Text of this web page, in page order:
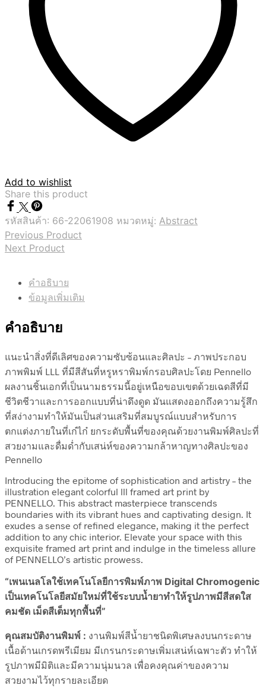
Add to wishlist
Share this product
รหัสสินค้า: 66-22061908 หมวดหมู่: Abstract
Previous Product
Next Product
คำอธิบาย
ข้อมูลเพิ่มเติม
คำอธิบาย
แนะนำสิ่งที่ดีเลิศของความซับซ้อนและศิลปะ – ภาพประกอบ
ภาพพิมพ์ LLL ที่มีสีสันที่หรูหราพิมพ์กรอบศิลปะโดย Pennello
ผลงานชิ้นเอกที่เป็นนามธรรมนี้อยู่เหนือขอบเขตด้วยเฉดสีที่มี
ชีวิตชีวาและการออกแบบที่น่าดึงดูด มันแสดงออกถึงความรู้สึก
ที่สง่างามทำให้มันเป็นส่วนเสริมที่สมบูรณ์แบบสำหรับการ
ตกแต่งภายในที่เก๋ไก๋ ยกระดับพื้นที่ของคุณด้วยงานพิมพ์ศิลปะที่
สวยงามและดื่มด่ำกับเสน่ห์ของความกล้าหาญทางศิลปะของ
Pennello
Introducing the epitome of sophistication and artistry – the
illustration elegant colorful lll framed art print by
PENNELLO. This abstract masterpiece transcends
boundaries with its vibrant hues and captivating design. It
exudes a sense of refined elegance, making it the perfect
addition to any chic interior. Elevate your space with this
exquisite framed art print and indulge in the timeless allure
of PENNELLO’s artistic prowess.
“เพนเนลโลใช้เทคโนโลยีการพิมพ์ภาพ Digital Chromogenic
เป็นเทคโนโลยีสมัยใหม่ที่ใช้ระบบน้ำยาทำให้รูปภาพมีสีสดใส
คมชัด เม็ดสีเต็มทุกพื้นที่”
คุณสมบัติงานพิมพ์ : งานพิมพ์สีน้ำยาชนิดพิเศษลงบนกระดาษ
เนื้อด้านเกรดพรีเมียม มีเกรนกระดาษเพิ่มเสน่ห์เฉพาะตัว ทำให้
รูปภาพมีมิติและมีความนุ่มนวล เพื่อคงคุณค่าของความ
สวยงามไว้ทุกรายละเอียด